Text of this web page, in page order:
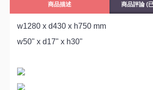
商品描述 商品評論 (
w1280 x d430 x h750 mm
w50" x d17" x h30"